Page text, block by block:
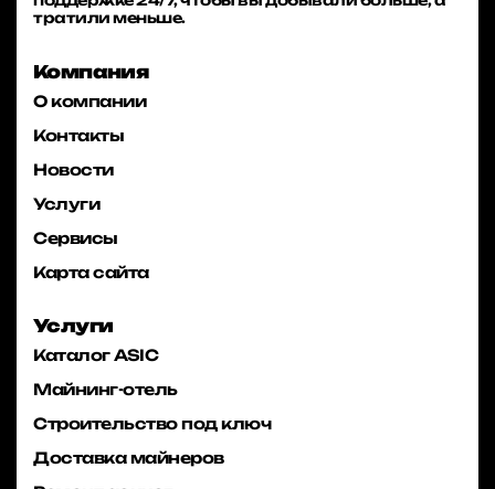
тратили меньше.
Компания
О компании
Контакты
Новости
Услуги
Сервисы
Карта сайта
Услуги
Каталог ASIC
Майнинг-отель
Строительство под ключ
Доставка майнеров